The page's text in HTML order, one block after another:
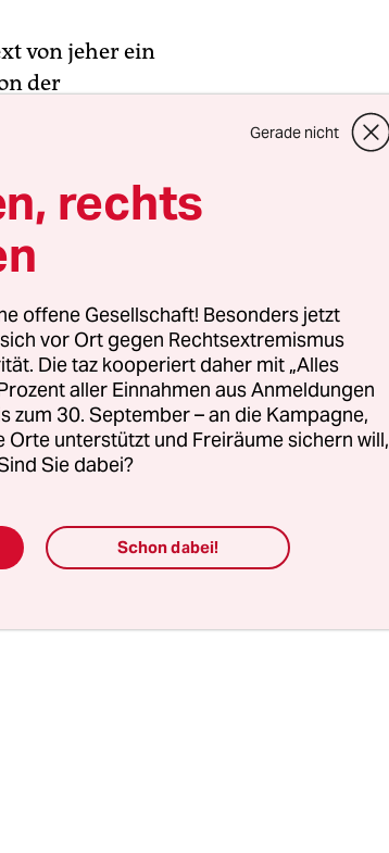
von jeher ein
der
Autoren
und Bartolomé
sie sich zum
ins Jahr 1980, ins
Palma. Hier
wollten. Die
Säufern,
Brennpunkt
kriminellen
Gerade nicht
rechts
offene Gesellschaft! Besonders jetzt
vor Ort gegen Rechtsextremismus
Die taz kooperiert daher mit „Alles
aller Einnahmen aus Anmeldungen
zum 30. September – an die Kampagne,
Orte unterstützt und Freiräume sichern will,
Sie dabei?
Schon dabei!